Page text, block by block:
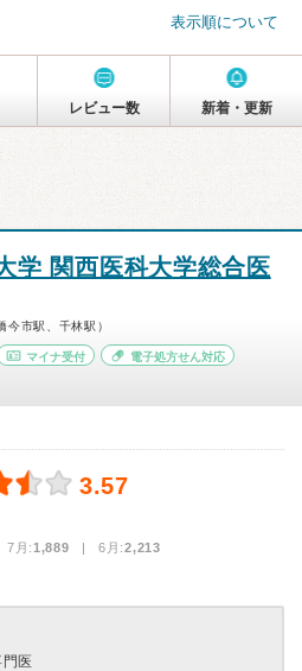
表示順について
レビュー数 新着・更新
学 関西医科大学総合医
市駅、千林駅）
マイナ受付 電子処方せん対応
3.57
7月:1,889 | 6月:2,213
医